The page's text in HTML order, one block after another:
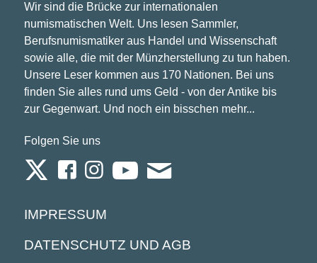
Wir sind die Brücke zur internationalen
numismatischen Welt. Uns lesen Sammler,
Berufsnumismatiker aus Handel und Wissenschaft
sowie alle, die mit der Münzherstellung zu tun haben.
Unsere Leser kommen aus 170 Nationen. Bei uns
finden Sie alles rund ums Geld - von der Antike bis
zur Gegenwart. Und noch ein bisschen mehr...
Folgen Sie uns
IMPRESSUM
DATENSCHUTZ UND AGB